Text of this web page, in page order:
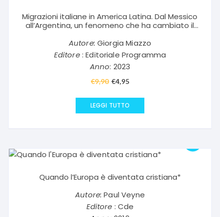
Migrazioni italiane in America Latina. Dal Messico
all’Argentina, un fenomeno che ha cambiato il
Autore: Giorgia Miazzo
Editore: Editoriale Programma
Anno: 2023
€9,90 Il
originale
€4,95Il
attuale
LEGGI TUTTO
Quando l’Europa è diventata cristiana*
Autore: Paul Veyne
Editore : Cde